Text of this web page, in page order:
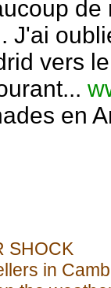
J'ai
vers
en
SHOCK
in